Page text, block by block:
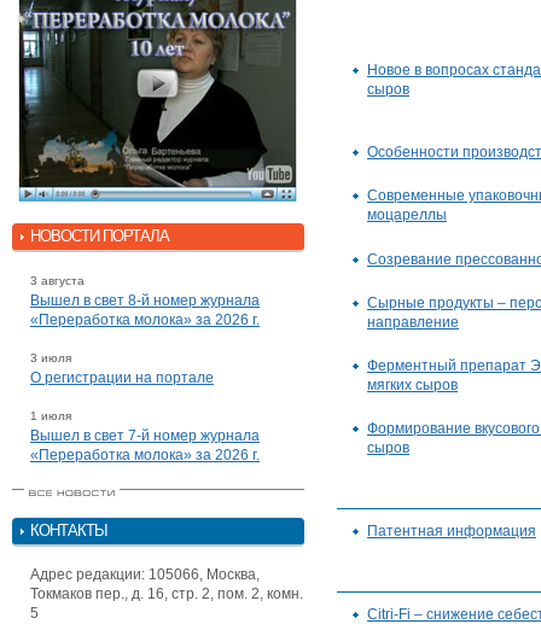
НОВОСТИ ПОРТАЛА
3 августа
Вышел в свет 8-й номер журнала
«Переработка молока» за 2026 г.
3 июля
О регистрации на портале
1 июля
Вышел в свет 7-й номер журнала
«Переработка молока» за 2026 г.
КОНТАКТЫ
Адрес редакции: 105066, Москва,
Токмаков пер., д. 16, стр. 2, пом. 2, комн.
5
Новое в вопросах
сыров
Особенности
Современные
моцареллы
Созревание
Сырные продукты –
направление
Ферментный препарат
мягких сыров
Формирование
сыров
Патентная информация
Citri-Fi – снижение